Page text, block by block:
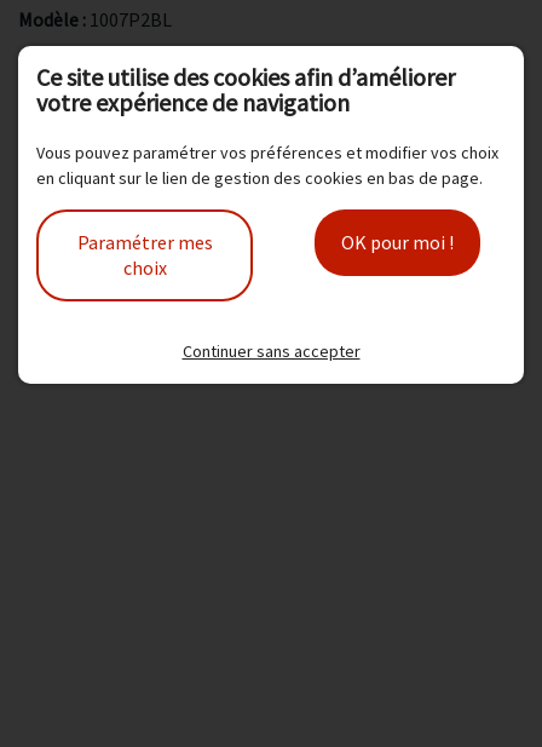
Modèle : 1007P2BL
144,00 € TTC
120,00 € HT
Ajouter au panier
Produit(s) associé(s)
Ce site utilise des cookies afin d’améliorer
votre expérience de navigation
Vous pouvez paramétrer vos préférences et modifier vos choix
en cliquant sur le lien de gestion des cookies en bas de page.
Paramétrer mes
choix
OK pour moi !
Continuer sans accepter